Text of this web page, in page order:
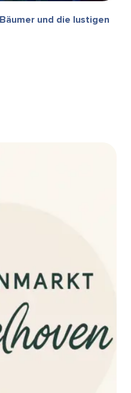
und die lustigen